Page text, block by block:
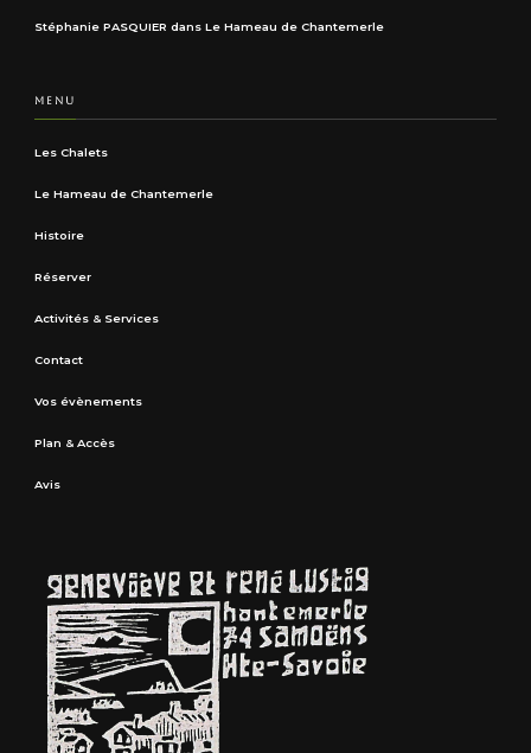
Stéphanie PASQUIER dans Le Hameau de Chantemerle
MENU
Les Chalets
Le Hameau de Chantemerle
Histoire
Réserver
Activités & Services
Contact
Vos évènements
Plan & Accès
Avis